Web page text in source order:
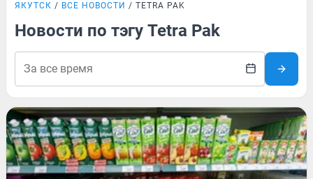
ЯКУТСК ВСЕ НОВОСТИ TETRA PAK
Новости по тэгу Tetra Pak